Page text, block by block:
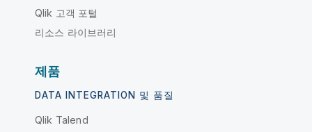
Qlik 고객 포털
리소스 라이브러리
제품
DATA INTEGRATION 및 품질
Qlik Talend